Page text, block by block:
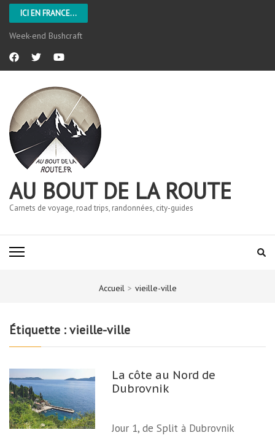
ICI EN FRANCE...
Week-end Bushcraft
AU BOUT DE LA ROUTE
Carnets de voyage, road trips, randonnées, city-guides
Accueil > vieille-ville
Étiquette :vieille-ville
La côte au Nord de
Dubrovnik
Jour 1, de Split à Dubrovnik